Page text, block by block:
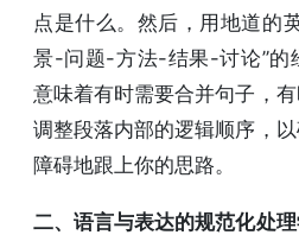
点是什么。然后，用地道的
景-问题-方法-结果-讨论”的
意味着有时需要合并句子，
调整段落内部的逻辑顺序，
障碍地跟上你的思路。
二、语言与表达的规范化处